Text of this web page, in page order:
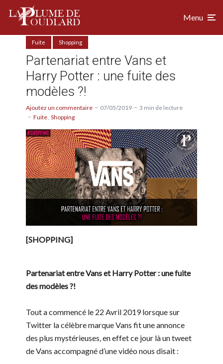
Menu
Fuite Shopping
Partenariat entre Vans et
Harry Potter : une fuite des
modèles ?!
Ajoutez un commentaire 07/05/2019
3 min de lecture
Fuite Shopping
[SHOPPING]
Partenariat entre Vans et Harry Potter : une fuite
des modèles ?!
Tout a commencé le 22 Avril 2019 lorsque sur
Twitter la célèbre marque Vans fit une annonce
des plus mystérieuses, en effet ce jour là un tweet
de Vans accompagné d’une vidéo nous disait :